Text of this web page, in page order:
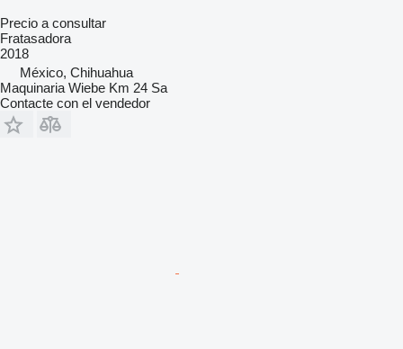
Precio a consultar
Fratasadora
2018
México, Chihuahua
Maquinaria Wiebe Km 24 Sa
Contacte con el vendedor